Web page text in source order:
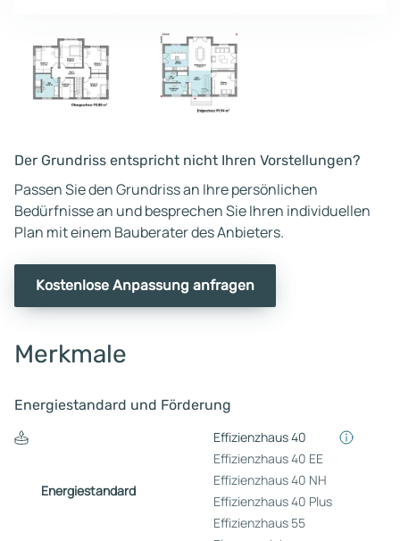
Der Grundriss entspricht nicht Ihren Vorstellungen?
Passen Sie den Grundriss an Ihre persönlichen
Bedürfnisse an und besprechen Sie Ihren individuellen
Plan mit einem Bauberater des Anbieters.
Kostenlose Anpassung anfragen
Merkmale
Energiestandard und Förderung
Energiestandard
Effizienzhaus 40
Effizienzhaus 40 EE
Effizienzhaus 40 NH
Effizienzhaus 40 Plus
Effizienzhaus 55